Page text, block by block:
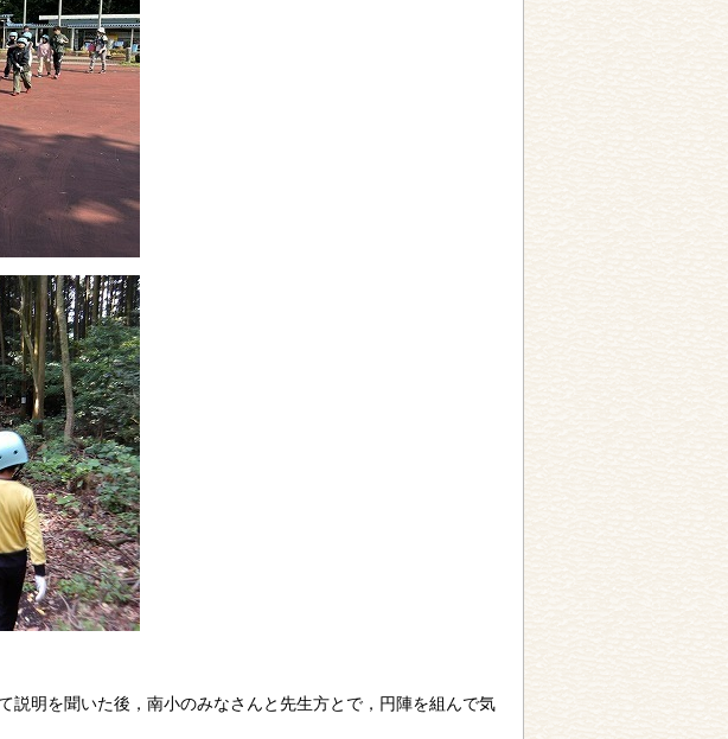
説明を聞いた後，南小のみなさんと先生方とで，円陣を組んで気